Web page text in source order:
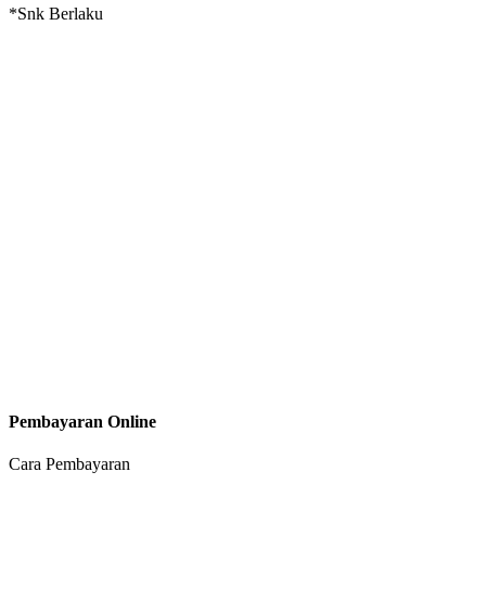
*Snk Berlaku
Pembayaran Online
Cara Pembayaran